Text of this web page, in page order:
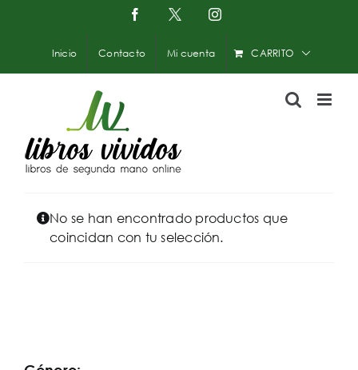
contenido
Facebook
X
Instagram
Inicio Contacto Mi cuenta CARRITO
No se han encontrado productos que
coincidan con tu selección.